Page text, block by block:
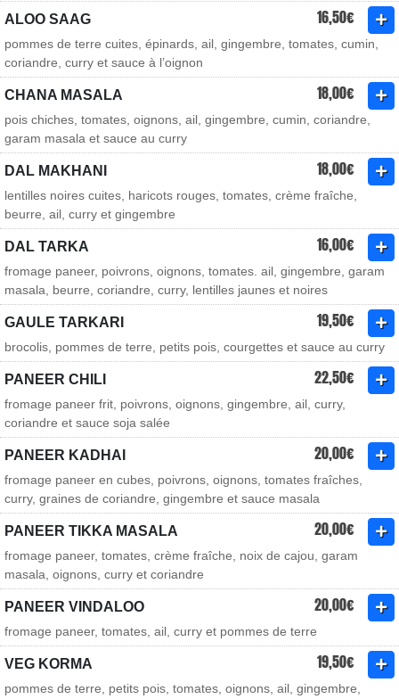
ALOO SAAG 16,50€
pommes de terre cuites, épinards, ail, gingembre, tomates, cumin,
coriandre, curry et sauce à l’oignon
CHANA MASALA 18,00€
pois chiches, tomates, oignons, ail, gingembre, cumin, coriandre,
garam masala et sauce au curry
DAL MAKHANI 18,00€
lentilles noires cuites, haricots rouges, tomates, crème fraîche,
beurre, ail, curry et gingembre
DAL TARKA 16,00€
fromage paneer, poivrons, oignons, tomates. ail, gingembre, garam
masala, beurre, coriandre, curry, lentilles jaunes et noires
GAULE TARKARI 19,50€
brocolis, pommes de terre, petits pois, courgettes et sauce au curry
PANEER CHILI 22,50€
fromage paneer frit, poivrons, oignons, gingembre, ail, curry,
coriandre et sauce soja salée
PANEER KADHAI 20,00€
fromage paneer en cubes, poivrons, oignons, tomates fraîches,
curry, graines de coriandre, gingembre et sauce masala
PANEER TIKKA MASALA 20,00€
fromage paneer, tomates, crème fraîche, noix de cajou, garam
masala, oignons, curry et coriandre
PANEER VINDALOO 20,00€
fromage paneer, tomates, ail, curry et pommes de terre
VEG KORMA 19,50€
pommes de terre, petits pois, tomates, oignons, ail, gingembre,